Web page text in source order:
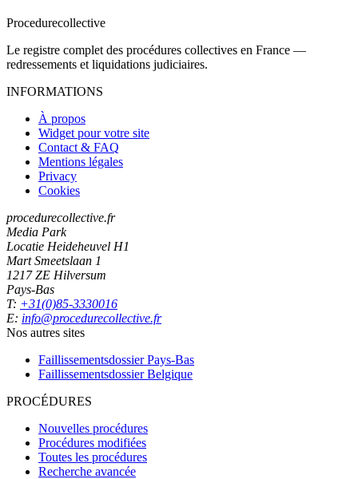
Procedurecollective
Le registre complet des procédures collectives en France —
redressements et liquidations judiciaires.
INFORMATIONS
À propos
Widget pour votre site
Contact & FAQ
Mentions légales
Privacy
Cookies
procedurecollective.fr
Media Park
Locatie Heideheuvel H1
Mart Smeetslaan 1
1217 ZE Hilversum
Pays-Bas
T: +31(0)85-3330016
E: info@procedurecollective.fr
Nos autres sites
Faillissementsdossier Pays-Bas
Faillissementsdossier Belgique
PROCÉDURES
Nouvelles procédures
Procédures modifiées
Toutes les procédures
Recherche avancée